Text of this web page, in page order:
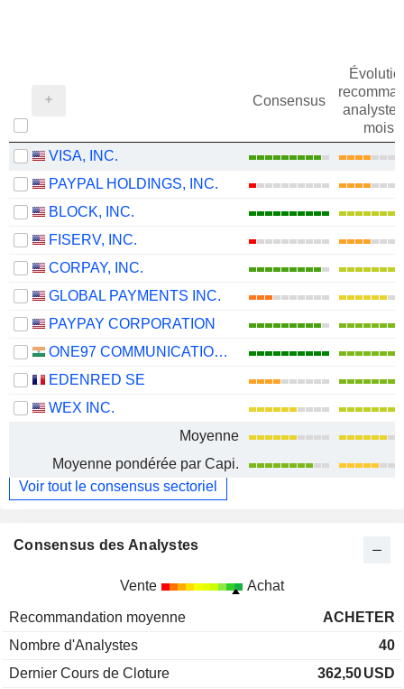
Consensus
mois
VISA, INC.
PAYPAL HOLDINGS, INC.
BLOCK, INC.
FISERV, INC.
CORPAY, INC.
GLOBAL PAYMENTS INC.
PAYPAY CORPORATION
ONE97 COMMUNICATIONS LIMITED
EDENRED SE
WEX INC.
Moyenne
Moyenne pondérée par Capi.
Voir tout le consensus sectoriel
Consensus des Analystes
Vente Achat
Recommandation moyenne
ACHETER
Nombre d'Analystes
40
Dernier Cours de Cloture
362,50USD